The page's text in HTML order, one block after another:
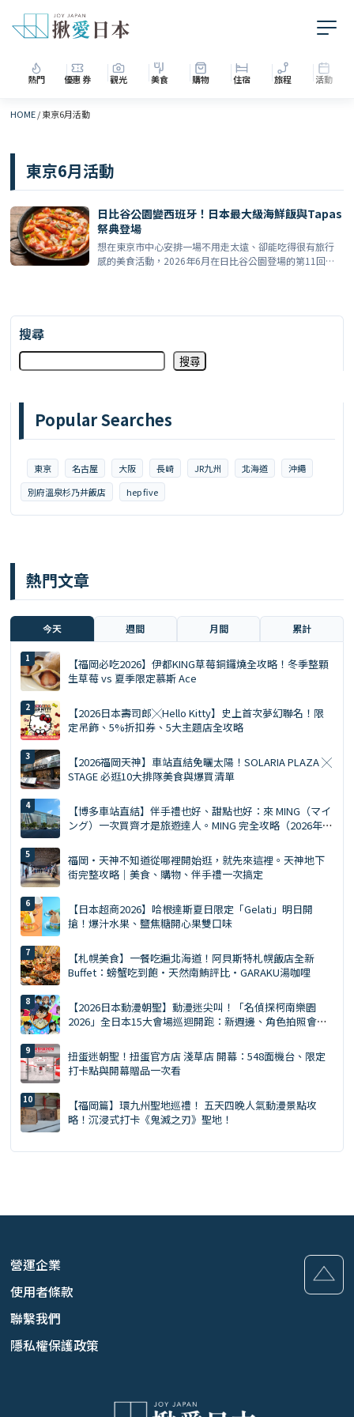
熱門 優惠券 觀光 美食 購物 住宿 旅程 活動
HOME/東京6月活動
東京6月活動
日比谷公園變西班牙！日本最大級海鮮飯與Tapas
祭典登場
想在東京市中心安排一場不用走太遠、卻能吃得很有旅行
感的美食活動，2026年6月在日比谷公園登場的第11回海
搜尋
搜尋
Popular Searches
東京 名古屋 大阪 長崎 JR九州 北海道
沖繩
別府溫泉杉乃井飯店
hep five
熱門文章
今天 週間 月間 累計
【福岡必吃2026】伊都KING草莓銅鑼燒全攻略！冬季整顆
生草莓 vs 夏季限定慕斯 Ace
【2026日本壽司郎╳Hello Kitty】史上首次夢幻聯名！限
定吊飾、5%折扣券、5大主題店全攻略
【2026福岡天神】車站直結免曬太陽！SOLARIA PLAZA ╳
STAGE 必逛10大排隊美食與爆買清單
【博多車站直結】伴手禮也好、甜點也好：來 MING（マイ
ング）一次買齊才是旅遊達人。MING 完全攻略（2026年
福岡・天神不知道從哪裡開始逛，就先來這裡。天神地下
街完整攻略｜美食、購物、伴手禮一次搞定
【日本超商2026】哈根達斯夏日限定「Gelati」明日開
搶！爆汁水果、鹽焦糖開心果雙口味
【札幌美食】一餐吃遍北海道！阿貝斯特札幌飯店全新
Buffet：螃蟹吃到飽・天然南鮪評比・GARAKU湯咖哩
【2026日本動漫朝聖】動漫迷尖叫！「名偵探柯南樂園
2026」全日本15大會場巡迴開跑：新週邊、角色拍照會、
扭蛋迷朝聖！扭蛋官方店 淺草店 開幕：548面機台、限定
打卡點與開幕贈品一次看
【福岡篇】環九州聖地巡禮！ 五天四晚人氣動漫景點攻
略！沉浸式打卡《鬼滅之刃》聖地！
營運企業
使用者條款
聯繫我們
隱私權保護政策